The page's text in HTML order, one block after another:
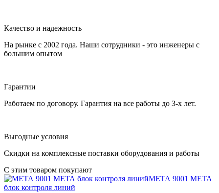
Качество и надежность
На рынке с 2002 года. Наши сотрудники - это инженеры с
большим опытом
Гарантии
Работаем по договору. Гарантия на все работы до 3-х лет.
Выгодные условия
Скидки на комплексные поставки оборудования и работы
С этим товаром покупают
МЕТА 9001 МЕТА
блок контроля линий